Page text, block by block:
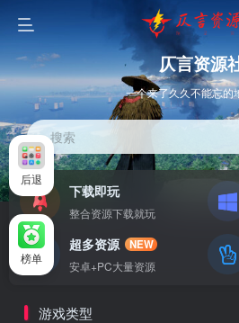
仄言资源
一个来了久久不能忘的
搜索
下载即玩
整合资源下载就玩
超多资源
NEW
安卓+PC大量资源
游戏类型
后退
榜单